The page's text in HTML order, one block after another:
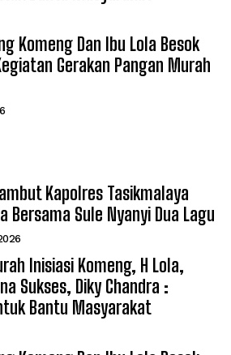
Komeng Dan Ibu Lola Besok
Gerakan Pangan Murah
Kapolres Tasikmalaya
Bersama Sule Nyanyi Dua Lagu
Inisiasi Komeng, H Lola,
Sukses, Diky Chandra :
Bantu Masyarakat